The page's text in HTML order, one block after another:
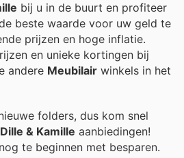
bij u in de buurt en profiteer
beste waarde voor uw geld te
prijzen en hoge inflatie.
en unieke kortingen bij
andere Meubilair winkels in het
folders, dus kom snel
Dille & Kamille aanbiedingen!
te beginnen met besparen.